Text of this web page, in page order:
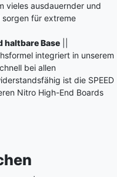
vieles ausdauernder und
sorgen für extreme
haltbare Base
integriert in unserem
bei allen
ist die SPEED
Nitro High-End Boards